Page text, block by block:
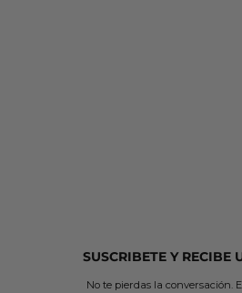
SUSCRIBETE Y RECIBE
No te pierdas la conversación.